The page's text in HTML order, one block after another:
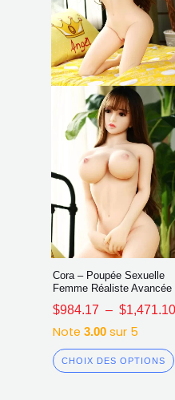
Cora – Poupée Sexuelle
Femme Réaliste Avancée
$984.17 – $1,471.10
Note 3.00sur 5
CHOIX DES OPTIONS